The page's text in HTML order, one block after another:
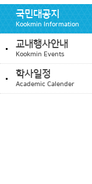
국민대공지
Kookmin Information
교내행사안내
Kookmin Events
학사일정
Academic Calender